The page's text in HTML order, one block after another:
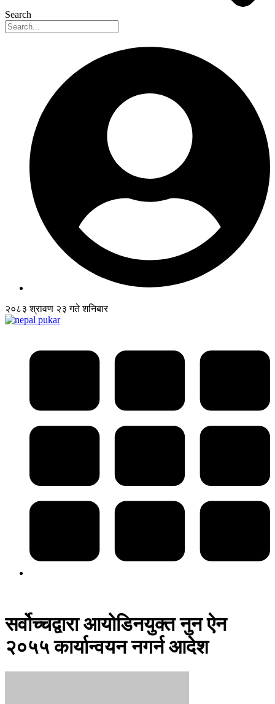
Search
२०८३ श्रावण २३ गते शनिबार
सर्वोच्चद्वारा आयोडिनयुक्त नुन ऐन
२०५५ कार्यान्वयन नगर्न आदेश